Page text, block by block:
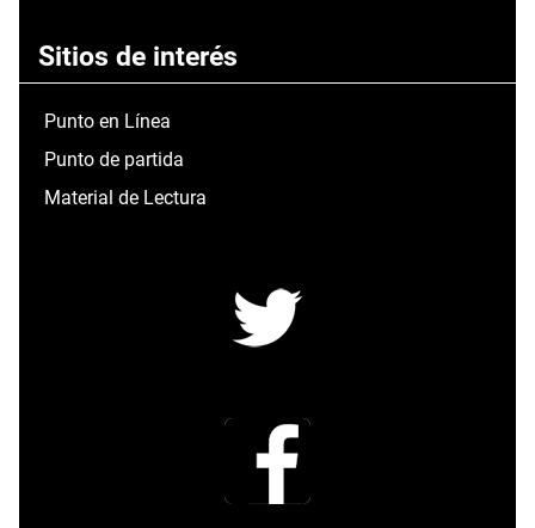
Sitios de interés
Punto en Línea
Punto de partida
Material de Lectura